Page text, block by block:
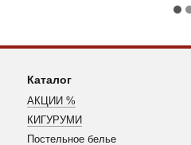
Каталог
АКЦИИ %
КИГУРУМИ
Постельное белье